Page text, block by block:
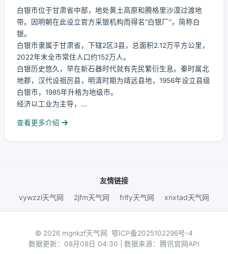
白银市位于甘肃省中部，地处黄土高原和腾格里沙漠过渡地
带。因明朝在此设立官方采银机构而得名“白银厂”，简称白
银。
白银市隶属于甘肃省，下辖2区3县，总面积2.12万平方公里，
2022年末全市常住人口约152万人。
白银历史悠久，早在新石器时代就有先民繁衍生息。秦时属北
地郡，汉代设祖厉县，明清时期为靖远县地，1956年设立县级
白银市，1985年升格为地级市。
经济以工业为主导，...
查看更多介绍
友情链接
vywzzl天气网
2jfm天气网 frlfy天气网 xnxtad天气网
© 2026 mgnkzf天气网. 鄂ICP备2025102296号-4
数据更新：08月08日 04:30 | 数据来源：腾讯官网API